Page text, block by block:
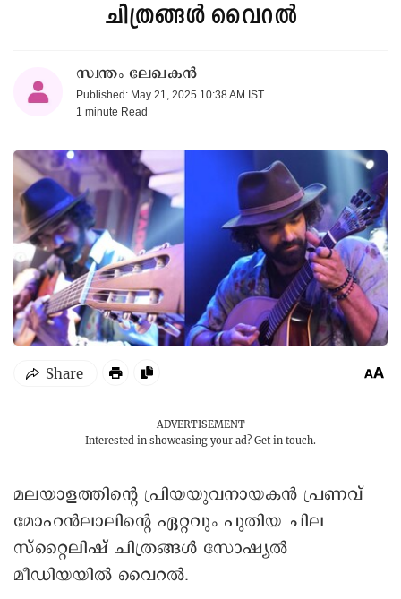
ചിത്രങ്ങൾ വൈറൽ
സ്വന്തം ലേഖകൻ
Published: May 21, 2025 10:38 AM IST
1 minute Read
ADVERTISEMENT
Interested in showcasing your ad? Get in touch.
മലയാളത്തിന്റെ പ്രിയയുവനായകൻ പ്രണവ്
മോഹൻലാലിന്റെ ഏറ്റവും പുതിയ ചില
സ്റ്റൈലിഷ് ചിത്രങ്ങൾ സോഷ്യൽ
മീഡിയയിൽ വൈറൽ.